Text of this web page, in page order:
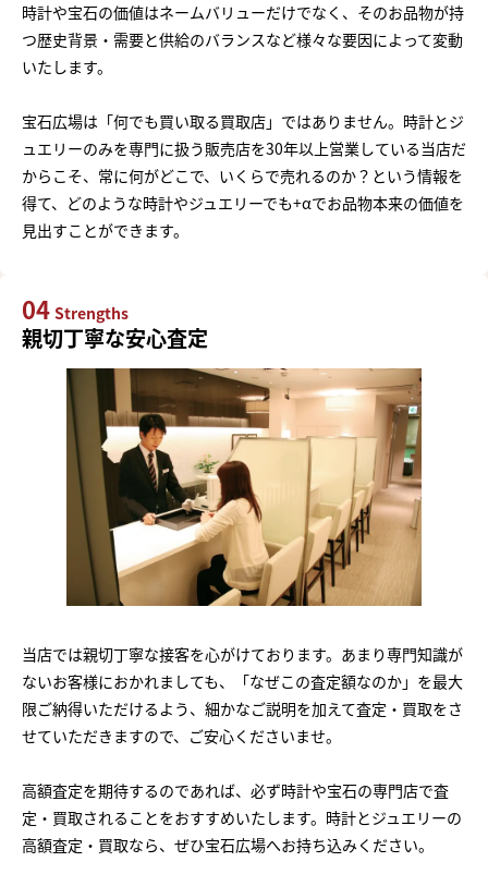
時計や宝石の価値はネームバリューだけでなく、そのお品物が持
つ歴史背景・需要と供給のバランスなど様々な要因によって変動
いたします。
宝石広場は「何でも買い取る買取店」ではありません。時計とジ
ュエリーのみを専門に扱う販売店を30年以上営業している当店だ
からこそ、常に何がどこで、いくらで売れるのか？という情報を
得て、どのような時計やジュエリーでも+αでお品物本来の価値を
見出すことができます。
04 Strengths
親切丁寧な安心査定
当店では親切丁寧な接客を心がけております。あまり専門知識が
ないお客様におかれましても、「なぜこの査定額なのか」を最大
限ご納得いただけるよう、細かなご説明を加えて査定・買取をさ
せていただきますので、ご安心くださいませ。
高額査定を期待するのであれば、必ず時計や宝石の専門店で査
定・買取されることをおすすめいたします。時計とジュエリーの
高額査定・買取なら、ぜひ宝石広場へお持ち込みください。